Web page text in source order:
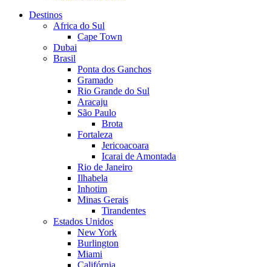
Destinos
Africa do Sul
Cape Town
Dubai
Brasil
Ponta dos Ganchos
Gramado
Rio Grande do Sul
Aracaju
São Paulo
Brota
Fortaleza
Jericoacoara
Icarai de Amontada
Rio de Janeiro
Ilhabela
Inhotim
Minas Gerais
Tirandentes
Estados Unidos
New York
Burlington
Miami
Califórnia